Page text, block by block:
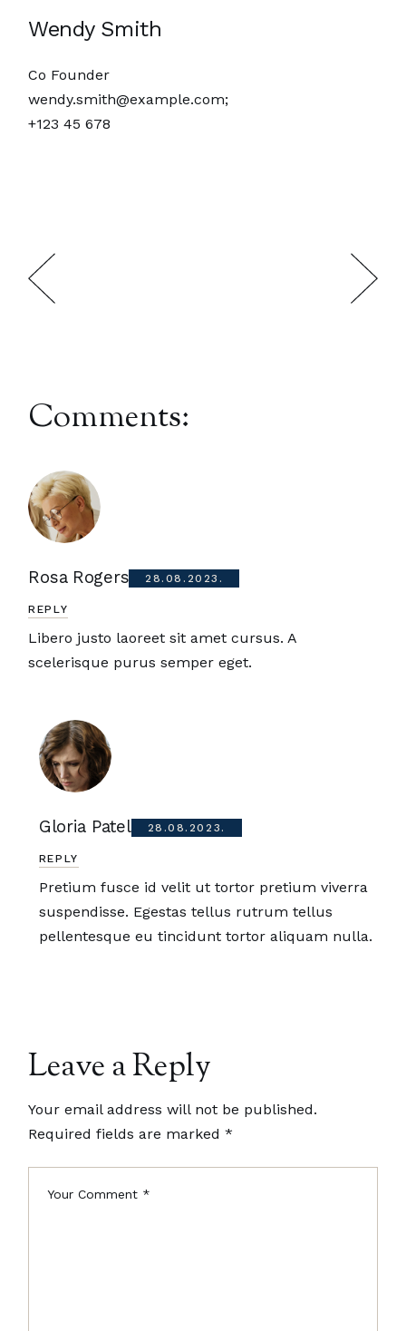
Wendy Smith
Co Founder
wendy.smith@example.com;
+123 45 678
Comments:
Rosa Rogers 28.08.2023.
REPLY
Libero justo laoreet sit amet cursus. A
scelerisque purus semper eget.
Gloria Patel 28.08.2023.
REPLY
Pretium fusce id velit ut tortor pretium viverra
suspendisse. Egestas tellus rutrum tellus
pellentesque eu tincidunt tortor aliquam nulla.
Leave a Reply
Your email address will not be published.
Required fields are marked*